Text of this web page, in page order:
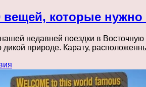
вещей, которые нужно
недавней поездки в
дикой природе. Карату,